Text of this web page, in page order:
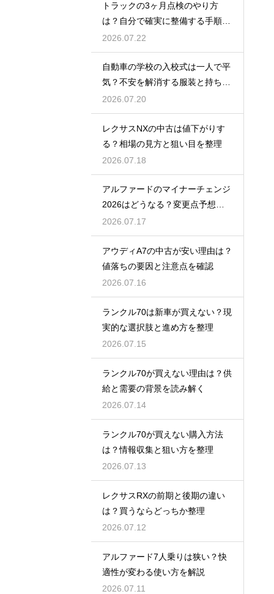
トラックの3ヶ月点検のやり方
は？自分で確実に整備する手順を
紹介
2026.07.22
自動車の学校の入校式は一人で平
気？不安を解消する服装と持ち
物！
2026.07.20
レクサスNXの中古は値下がりす
る？相場の見方と狙い目を整理
2026.07.18
アルファードのマイナーチェンジ
2026はどうなる？変更点予想と
買い時
2026.07.17
アウディA7の中古が安い理由は？
値落ちの要因と注意点を確認
2026.07.16
ランクル70は新車が買えない？現
実的な選択肢と進め方を整理
2026.07.15
ランクル70が買えない理由は？供
給と需要の背景を読み解く
2026.07.14
ランクル70が買えない購入方法
は？情報収集と狙い方を整理
2026.07.13
レクサスRXの前期と後期の違い
は？買うならどっちか整理
2026.07.12
アルファード7人乗りは狭い？快
適性が変わる使い方を解説
2026.07.11